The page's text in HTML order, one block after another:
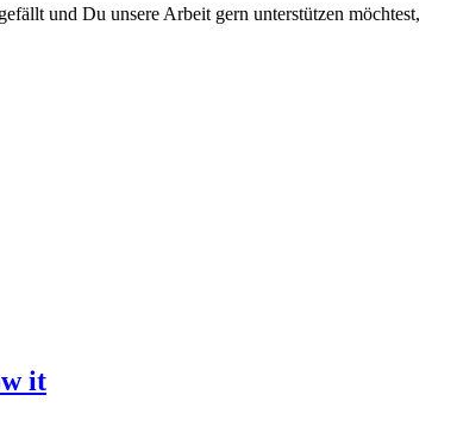
und Du unsere Arbeit gern unterstützen möchtest,
it